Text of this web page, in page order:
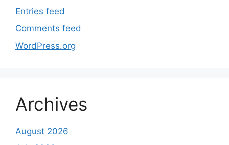
Entries feed
Comments feed
WordPress.org
Archives
August 2026